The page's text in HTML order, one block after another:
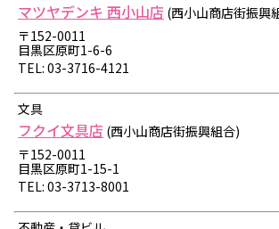
マツヤデンキ 西小山店 (西小山商店街振興
〒152-0011
目黒区原町1-6-6
TEL: 03-3716-4121
文具
フクイ文具店 (西小山商店街振興組合)
〒152-0011
目黒区原町1-15-1
TEL: 03-3713-8001